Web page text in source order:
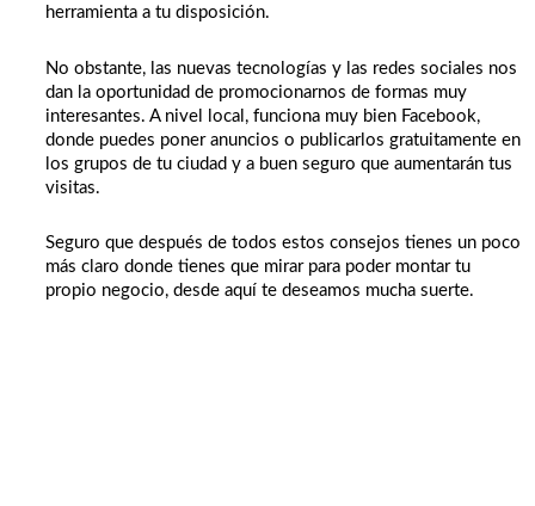
herramienta a tu disposición.
No obstante, las nuevas tecnologías y las redes sociales nos
dan la oportunidad de promocionarnos de formas muy
interesantes. A nivel local, funciona muy bien Facebook,
donde puedes poner anuncios o publicarlos gratuitamente en
los grupos de tu ciudad y a buen seguro que aumentarán tus
visitas.
Seguro que después de todos estos consejos tienes un poco
más claro donde tienes que mirar para poder montar tu
propio negocio, desde aquí te deseamos mucha suerte.